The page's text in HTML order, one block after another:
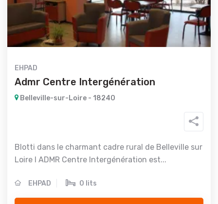
EHPAD
Admr Centre Intergénération
Belleville-sur-Loire - 18240
Blotti dans le charmant cadre rural de Belleville sur
Loire l ADMR Centre Intergénération est...
EHPAD 0 lits